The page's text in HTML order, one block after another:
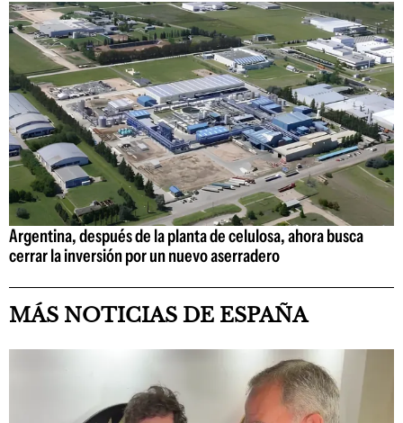
Argentina, después de la planta de celulosa, ahora busca
cerrar la inversión por un nuevo aserradero
MÁS NOTICIAS DE ESPAÑA